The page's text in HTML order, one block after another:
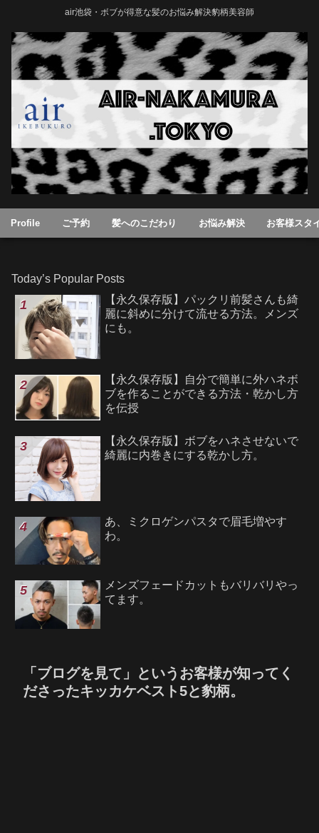
air池袋・ボブが得意な髪のお悩み解決豹柄美容師
Profile ご予約 髪へのこだわり お悩み解決 お客様スタ
Today’s Popular Posts
【永久保存版】パックリ前髪さんも綺
麗に斜めに分けて流せる方法。メンズ
にも。
【永久保存版】自分で簡単に外ハネボ
ブを作ることができる方法・乾かし方
を伝授
【永久保存版】ボブをハネさせないで
綺麗に内巻きにする乾かし方。
あ、ミクロゲンパスタで眉毛増やす
わ。
メンズフェードカットもバリバリやっ
てます。
「ブログを見て」というお客様が知ってく
ださったキッカケベスト5と豹柄。